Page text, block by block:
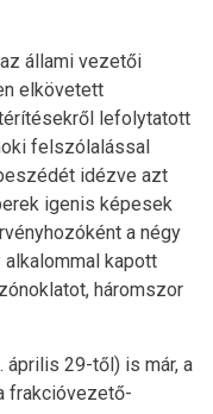
állami vezetői
elkövetett
lefolytatott
felszólalással
idézve azt
igenis képesek
a négy
kapott
háromszor
április 29-től) is már, a
frakcióvezető-